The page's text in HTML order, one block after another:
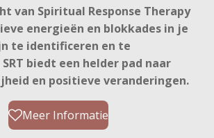
van Spiritual Response Therapy
energieën en blokkades in je
te identificeren en te
biedt een helder pad naar
en positieve veranderingen.
Meer Informatie